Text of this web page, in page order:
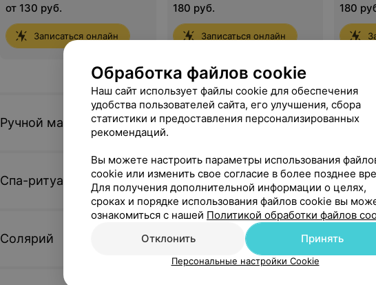
от 130 руб.
Записаться онлайн
180 руб.
Записаться онлайн
180
Ручной массаж (кроме лечебного)
Спа-ритуалы
Солярий
Обработка файлов cookie
Наш сайт использует файлы cookie для обеспечения
удобства пользователей сайта, его улучшения, сбора
статистики и предоставления персонализированных
рекомендаций.
Вы можете настроить параметры использования
cookie или изменить свое согласие в более позднее
Для получения дополнительной информации о целях,
сроках и порядке использования файлов cookie вы
ознакомиться с нашей Политикой обработки файлов
Отклонить
Принять
Персональные настройки Cookie